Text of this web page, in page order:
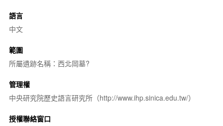
語言
中文
範圍
所屬遺跡名稱：西北岡墓?
管理權
中央研究院歷史語言研究所（http://www.ihp.sinica.edu.tw/）
授權聯絡窗口